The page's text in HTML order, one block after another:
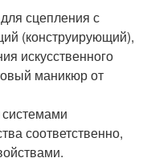
сцепления с
(конструирующий),
искусственного
маникюр от
соответственно,